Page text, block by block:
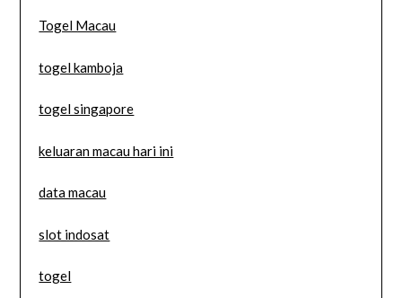
Togel Macau
togel kamboja
togel singapore
keluaran macau hari ini
data macau
slot indosat
togel